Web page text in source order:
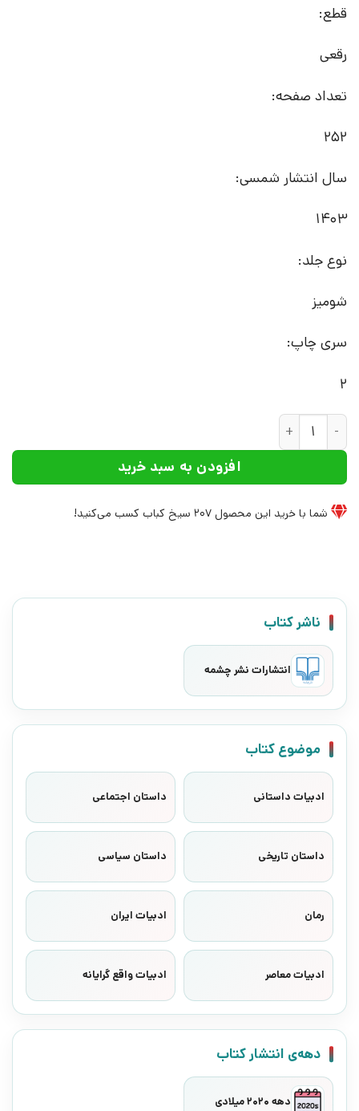
قطع:
رقعی
تعداد صفحه:
252
سال انتشار شمسی:
1403
نوع جلد:
شومیز
سری چاپ:
2
کتاب تپه ی خرگوش | انتشارات نشر چشمه عدد
افزودن به سبد خرید
شما با خرید این محصول 207 سیخ کباب کسب می‌کنید!
ناشر کتاب
انتشارات نشر چشمه
موضوع کتاب
ادبیات داستانی داستان اجتماعی
داستان تاریخی داستان سیاسی
رمان ادبیات ایران
ادبیات معاصر ادبیات واقع گرایانه
دهه‌ی انتشار کتاب
دهه 2020 میلادی